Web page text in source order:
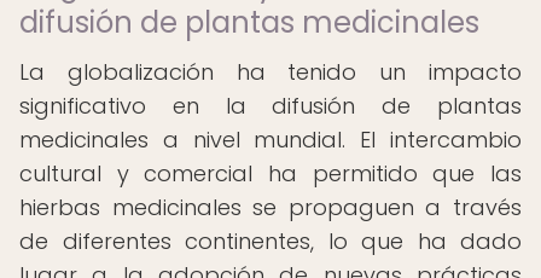
difusión de plantas medicinales
La globalización ha tenido un impacto
significativo en la difusión de plantas
medicinales a nivel mundial. El intercambio
cultural y comercial ha permitido que las
hierbas medicinales se propaguen a través
de diferentes continentes, lo que ha dado